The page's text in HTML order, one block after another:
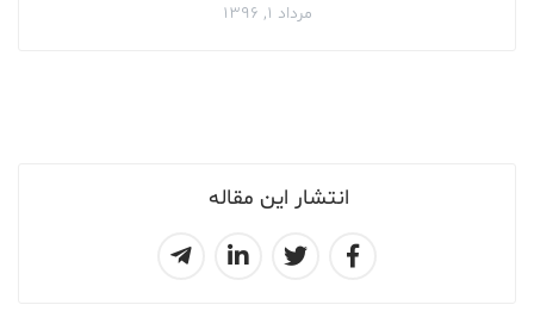
انتشار این مقاله
مرداد ۱, ۱۳۹۶